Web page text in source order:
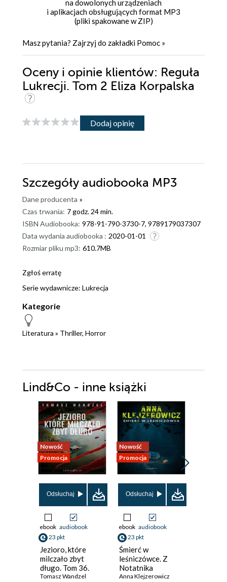
na dowolonych urządzeniach
i aplikacjach obsługujących format MP3
(pliki spakowane w ZIP)
Masz pytania? Zajrzyj do zakładki Pomoc »
Oceny i opinie klientów: Reguła
Lukrecji. Tom 2 Eliza Korpalska
Dodaj opinię
Szczegóły audiobooka MP3
Dane producenta »
Czas trwania: 7 godz. 24 min.
ISBN Audiobooka: 978-91-790-3730-7, 9789179037307
Data wydania audiobooka : 2020-01-01
Rozmiar pliku mp3: 610.7MB
Zgłoś erratę
Serie wydawnicze: Lukrecja
Kategorie
Literatura » Thriller, Horror
Lind&Co - inne książki
Nowość
Promocja
Odsłuchaj
ebook audiobook
23 pkt
Jezioro, które
milczało zbyt
długo. Tom 36.
Komisarz Oczko
Tomasz Wandzel
Nowość
Promocja
Odsłuchaj
ebook audiobook
23 pkt
Śmierć w
leśniczówce. Z
Notatnika
Podcastera
Anna Klejzerowicz